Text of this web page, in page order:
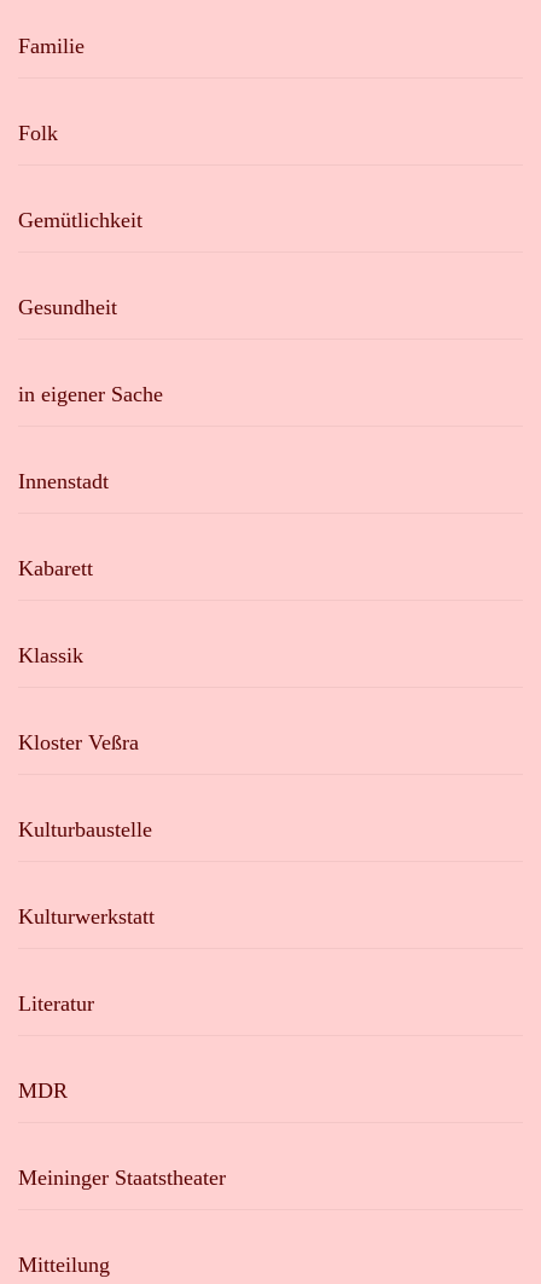
Familie
Folk
Gemütlichkeit
Gesundheit
in eigener Sache
Innenstadt
Kabarett
Klassik
Kloster Veßra
Kulturbaustelle
Kulturwerkstatt
Literatur
MDR
Meininger Staatstheater
Mitteilung